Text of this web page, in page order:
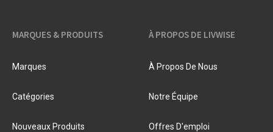
MARQUES & PRODUITS
Marques
Catégories
Nouveaux Produits
À PROPOS DE LIVWISE
À Propos De Nous
Notre Équipe
Offres D'emploi